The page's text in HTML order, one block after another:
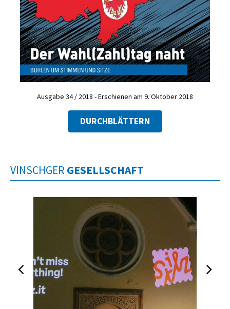
Ausgabe 34 / 2018 - Erschienen am 9. Oktober 2018
DURCHBLÄTTERN
VINSCHGER GESELLSCHAFT